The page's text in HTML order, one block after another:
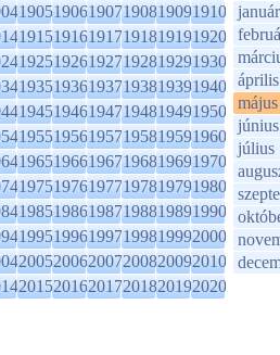
190519061907190819091910
191519161917191819191920
192519261927192819291930
193519361937193819391940
194519461947194819491950
195519561957195819591960
196519661967196819691970
197519761977197819791980
198519861987198819891990
199519961997199819992000
200520062007200820092010
201520162017201820192020
január
április
május
június
július